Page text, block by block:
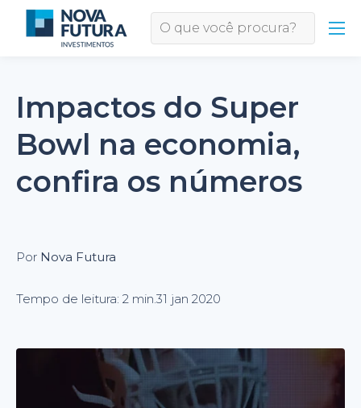
Impactos do Super
Bowl na economia,
confira os números
Por Nova Futura
Tempo de leitura: 2 min.31 jan 2020